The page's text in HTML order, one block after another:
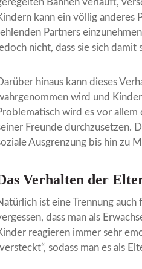
Bahnen verläuft,
kann ein völlig anderes
Partners
nicht, dass sie sich
hinaus kann dieses
wird und
wird es vor allem
Freunde durchzusetzen.
Ausgrenzung bis hin zu
Verhalten der
ist eine Trennung
dass man als
reagieren immer sehr
sodass man es als